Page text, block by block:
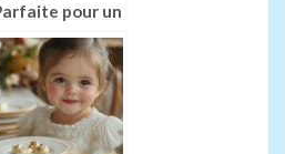
pour un
Chat